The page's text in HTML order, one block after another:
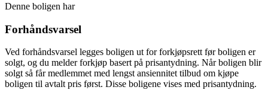
Denne boligen har
Forhåndsvarsel
Ved forhåndsvarsel legges boligen ut for forkjøpsrett før boligen er
solgt, og du melder forkjøp basert på prisantydning. Når boligen blir
solgt så får medlemmet med lengst ansiennitet tilbud om kjøpe
boligen til avtalt pris først. Disse boligene vises med prisantydning.